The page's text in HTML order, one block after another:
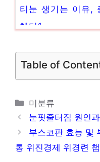
티눈 생기는 이유,
챕터1
쿠싱증후군 증상
Table of
카
테
고
미분류
눈핏줄터짐 원인
부스코판 효능 및
통 위진경제 위경련